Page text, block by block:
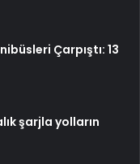
Çarpıştı: 13
şarjla yolların